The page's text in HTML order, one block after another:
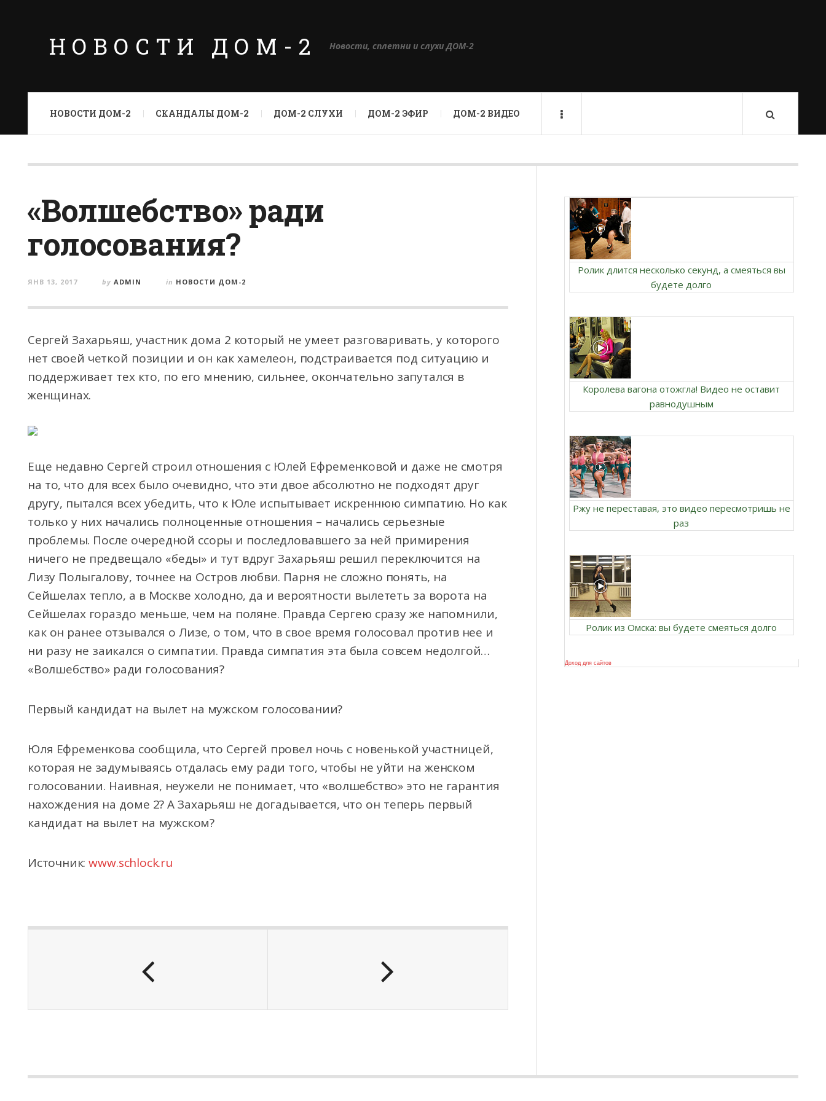
НОВОСТИ ДОМ-2 Новости, сплетни и слухи ДОМ-2
НОВОСТИ ДОМ-2 СКАНДАЛЫ ДОМ-2 ДОМ-2 СЛУХИ ДОМ-2 ЭФИР ДОМ-2 ВИДЕО
«Волшебство» ради
голосования?
ЯНВ 13, 2017 by ADMIN in НОВОСТИ ДОМ-2
Сергей Захарьяш, участник дома 2 который не умеет разговаривать, у которого
нет своей четкой позиции и он как хамелеон, подстраивается под ситуацию и
поддерживает тех кто, по его мнению, сильнее, окончательно запутался в
женщинах.
Еще недавно Сергей строил отношения с Юлей Ефременковой и даже не смотря
на то, что для всех было очевидно, что эти двое абсолютно не подходят друг
другу, пытался всех убедить, что к Юле испытывает искреннюю симпатию. Но как
только у них начались полноценные отношения – начались серьезные
проблемы. После очередной ссоры и последловавшего за ней примирения
ничего не предвещало «беды» и тут вдруг Захарьяш решил переключится на
Лизу Полыгалову, точнее на Остров любви. Парня не сложно понять, на
Сейшелах тепло, а в Москве холодно, да и вероятности вылететь за ворота на
Сейшелах гораздо меньше, чем на поляне. Правда Сергею сразу же напомнили,
как он ранее отзывался о Лизе, о том, что в свое время голосовал против нее и
ни разу не заикался о симпатии. Правда симпатия эта была совсем недолгой…
«Волшебство» ради голосования?
Первый кандидат на вылет на мужском голосовании?
Юля Ефременкова сообщила, что Сергей провел ночь с новенькой участницей,
которая не задумываясь отдалась ему ради того, чтобы не уйти на женском
голосовании. Наивная, неужели не понимает, что «волшебство» это не гарантия
нахождения на доме 2? А Захарьяш не догадывается, что он теперь первый
кандидат на вылет на мужском?
Источник:www.schlock.ru
Ролик длится несколько секунд, а смеяться вы
будете долго
Королева вагона отожгла! Видео не оставит
равнодушным
Ржу не переставая, это видео пересмотришь не
раз
Ролик из Омска: вы будете смеяться долго
Доход для сайтов